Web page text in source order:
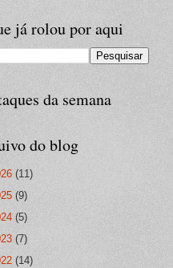
já rolou por aqui
da semana
do blog
(11)
(9)
(5)
(7)
(14)